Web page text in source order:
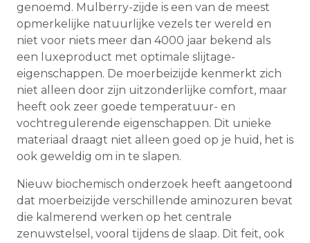
genoemd. Mulberry-zijde is een van de meest
opmerkelijke natuurlijke vezels ter wereld en
niet voor niets meer dan 4000 jaar bekend als
een luxeproduct met optimale slijtage-
eigenschappen. De moerbeizijde kenmerkt zich
niet alleen door zijn uitzonderlijke comfort, maar
heeft ook zeer goede temperatuur- en
vochtregulerende eigenschappen. Dit unieke
materiaal draagt ​​niet alleen goed op je huid, het is
ook geweldig om in te slapen.
Nieuw biochemisch onderzoek heeft aangetoond
dat moerbeizijde verschillende aminozuren bevat
die kalmerend werken op het centrale
zenuwstelsel, vooral tijdens de slaap. Dit feit, ook